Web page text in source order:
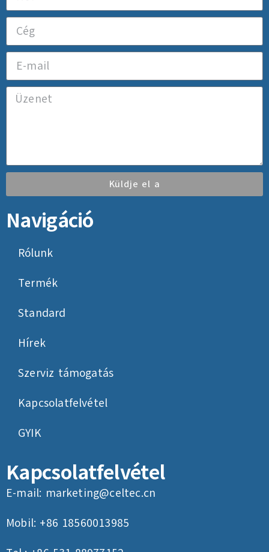
Küldje el a
Navigáció
Rólunk
Termék
Standard
Hírek
Szerviz támogatás
Kapcsolatfelvétel
GYIK
Kapcsolatfelvétel
E-mail: marketing@celtec.cn
Mobil: +86 18560013985